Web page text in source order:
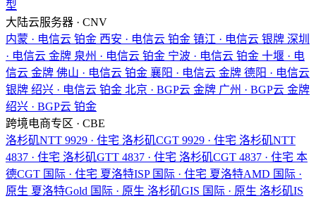
型
大陆云服务器 · CNV
内蒙 · 电信云 铂金 西安 · 电信云 铂金 镇江 · 电信云 银牌 深圳
· 电信云 金牌 泉州 · 电信云 铂金 宁波 · 电信云 铂金 十堰 · 电
信云 金牌 佛山 · 电信云 铂金 襄阳 · 电信云 金牌 德阳 · 电信云
银牌 绍兴 · 电信云 铂金 北京 · BGP云 金牌 广州 · BGP云 金牌
绍兴 · BGP云 铂金
跨境电商专区 · CBE
洛杉矶NTT 9929 · 住宅 洛杉矶CGT 9929 · 住宅 洛杉矶NTT
4837 · 住宅 洛杉矶GTT 4837 · 住宅 洛杉矶CGT 4837 · 住宅 本
德CGT 国际 · 住宅 夏洛特ISP 国际 · 住宅 夏洛特AMD 国际 ·
原生 夏洛特Gold 国际 · 原生 洛杉矶GIS 国际 · 原生 洛杉矶IS